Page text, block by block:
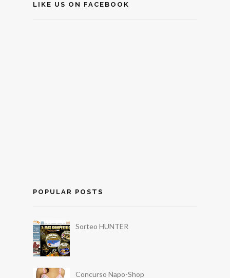
LIKE US ON FACEBOOK
POPULAR POSTS
Sorteo HUNTER
Concurso Napo-Shop